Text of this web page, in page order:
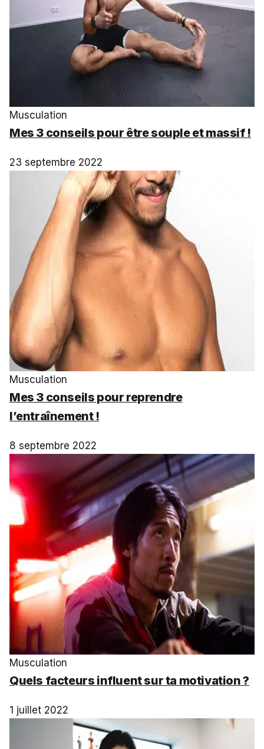
Musculation
Mes 3 conseils pour être souple et massif !
23 septembre 2022
Musculation
Mes 3 conseils pour reprendre
l’entraînement !
8 septembre 2022
Musculation
Quels facteurs influent sur ta motivation ?
1 juillet 2022